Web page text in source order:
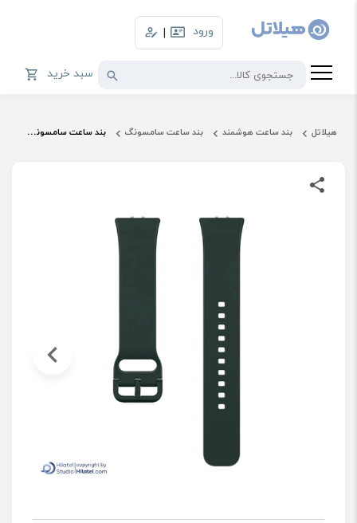
ورود |
سبد خرید
هیلاتل بند ساعت هوشمند بند ساعت سامسونگ بند ساعت سامسونگ مدل Sport Band ET-SFR39 مناسب Galaxy Fit3